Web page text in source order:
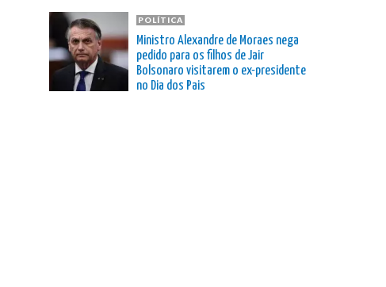
POLÍTICA
Ministro Alexandre de Moraes nega
pedido para os filhos de Jair
Bolsonaro visitarem o ex-presidente
no Dia dos Pais